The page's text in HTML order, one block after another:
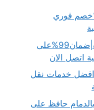
عفش حي قرطبة بـ30%خصم فوري
شركة نقل عفش بالمدينة المنورة|ضمان99%على
عفش حي النسيم بـ18%افضل خدمات نقل
بالدمام حافظ على